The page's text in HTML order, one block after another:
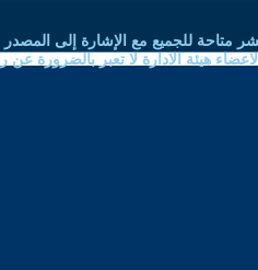
متاحة للجميع مع الإشارة إلى المصدر
هيئة الادارة لا تعبر بالضرورة عن